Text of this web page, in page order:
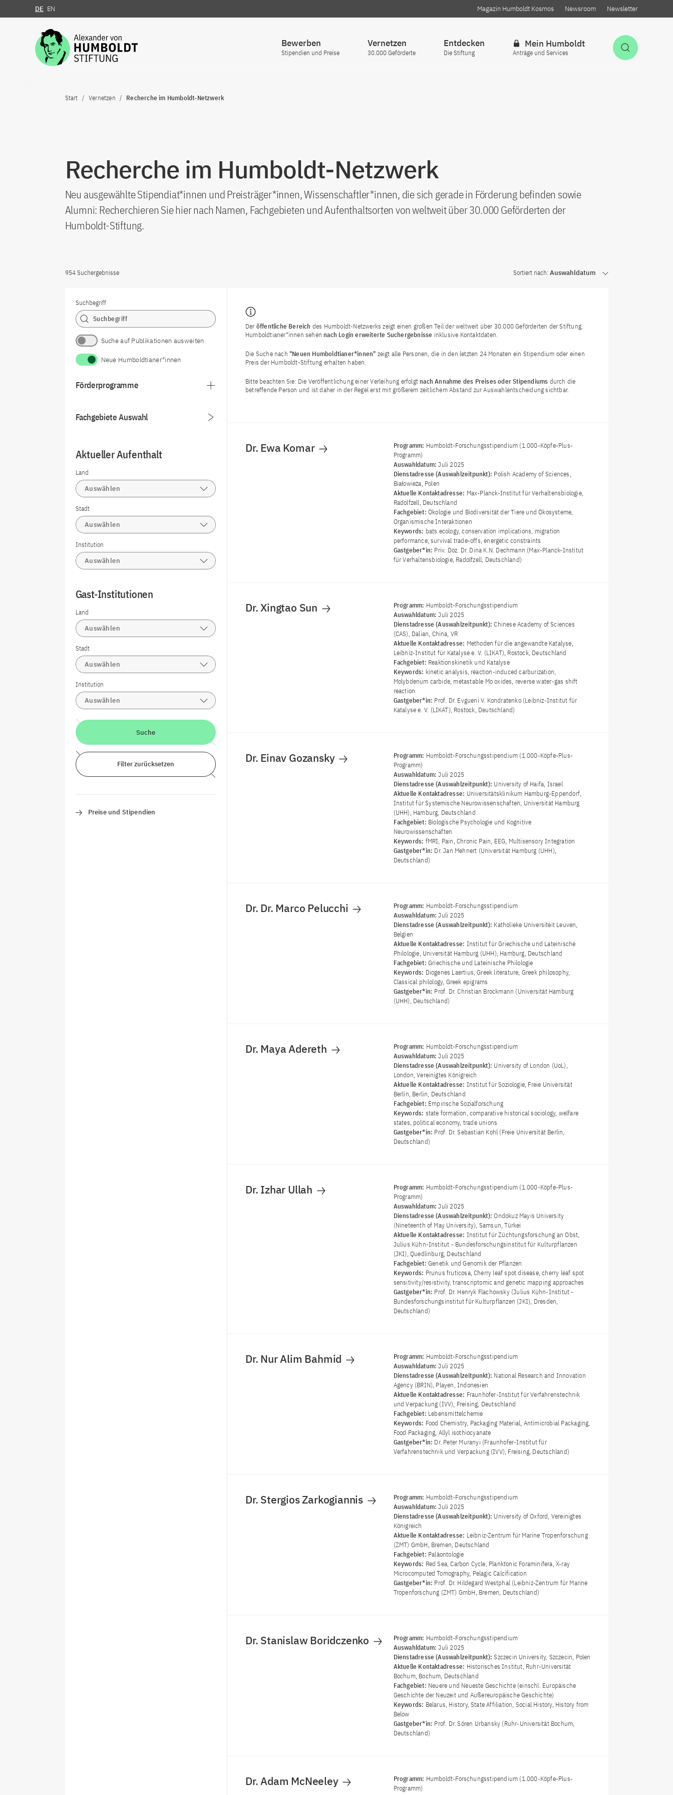
Zum Inhalt springen
DE EN Magazin Humboldt Kosmos Newsroom Newsletter
Bewerben
Stipendien und Preise
Vernetzen
30.000 Geförderte
Entdecken
Die Stiftung
Mein Humboldt
Anträge und Services
Start Vernetzen Recherche im Humboldt-Netzwerk
Recherche im Humboldt-Netzwerk
Neu ausgewählte Stipendiat*innen und Preisträger*innen, Wissenschaftler*innen, die sich gerade in Förderung befinden sowie
Alumni: Recherchieren Sie hier nach Namen, Fachgebieten und Aufenthaltsorten von weltweit über 30.000 Geförderten der
Humboldt-Stiftung.
954 Suchergebnisse Sortiert nach: Auswahldatum
Suchbegriff
Suche auf Publikationen ausweiten
Neue Humboldtianer*innen
Förderprogramme
Fachgebiete Auswahl
Aktueller Aufenthalt
Land
Auswählen
Stadt
Auswählen
Institution
Auswählen
Gast-Institutionen
Land
Auswählen
Stadt
Auswählen
Institution
Auswählen
Suche
Filter zurücksetzen
Preise und Stipendien
Der öffentliche Bereich des Humboldt-Netzwerks zeigt einen großen Teil der weltweit über 30.000 Geförderten der Stiftung.
Humboldtianer*innen sehen nach Login erweiterte Suchergebnisse inklusive Kontaktdaten.
Die Suche nach "Neuen Humboldtianer*innen" zeigt alle Personen, die in den letzten 24 Monaten ein Stipendium oder einen
Preis der Humboldt-Stiftung erhalten haben.
Bitte beachten Sie: Die Veröffentlichung einer Verleihung erfolgt nach Annahme des Preises oder Stipendiums durch die
betreffende Person und ist daher in der Regel erst mit größerem zeitlichem Abstand zur Auswahlentscheidung sichtbar.
Dr. Ewa Komar Programm: Humboldt-Forschungsstipendium (1.000-Köpfe-Plus-
Programm)
Auswahldatum:Juli 2025
Dienstadresse (Auswahlzeitpunkt): Polish Academy of Sciences,
Białowieża, Polen
Aktuelle Kontaktadresse: Max-Planck-Institut für Verhaltensbiologie,
Radolfzell, Deutschland
Fachgebiet: Ökologie und Biodiversität der Tiere und Ökosysteme,
Organismische Interaktionen
Keywords: bats ecology, conservation implications, migration
performance, survival trade-offs, energetic constraints
Gastgeber*in: Priv. Doz. Dr. Dina K.N. Dechmann (Max-Planck-Institut
für Verhaltensbiologie, Radolfzell, Deutschland)
Dr. Xingtao Sun Programm: Humboldt-Forschungsstipendium
Auswahldatum:Juli 2025
Dienstadresse (Auswahlzeitpunkt):Chinese Academy of Sciences
(CAS), Dalian, China, VR
Aktuelle Kontaktadresse: Methoden für die angewandte Katalyse,
Leibniz-Institut für Katalyse e. V. (LIKAT), Rostock, Deutschland
Fachgebiet: Reaktionskinetik und Katalyse
Keywords: kinetic analysis, reaction-induced carburization,
Molybdenum carbide, metastable Mo oxides, reverse water-gas shift
reaction
Gastgeber*in: Prof. Dr. Evgueni V. Kondratenko (Leibniz-Institut für
Katalyse e. V. (LIKAT), Rostock, Deutschland)
Dr. Einav Gozansky Programm: Humboldt-Forschungsstipendium (1.000-Köpfe-Plus-
Programm)
Auswahldatum:Juli 2025
Dienstadresse (Auswahlzeitpunkt): University of Haifa, Israel
Aktuelle Kontaktadresse: Universitätsklinikum Hamburg-Eppendorf,
Institut für Systemische Neurowissenschaften, Universität Hamburg
(UHH), Hamburg, Deutschland
Fachgebiet: Biologische Psychologie und Kognitive
Neurowissenschaften
Keywords: fMRI, Pain, Chronic Pain, EEG, Multisensory Integration
Gastgeber*in: Dr. Jan Mehnert (Universität Hamburg (UHH),
Deutschland)
Dr. Dr. Marco Pelucchi Programm: Humboldt-Forschungsstipendium
Auswahldatum:Juli 2025
Dienstadresse (Auswahlzeitpunkt): Katholieke Universiteit Leuven,
Belgien
Aktuelle Kontaktadresse: Institut für Griechische und Lateinische
Philologie, Universität Hamburg (UHH), Hamburg, Deutschland
Fachgebiet: Griechische und Lateinische Philologie
Keywords: Diogenes Laertius, Greek literature, Greek philosophy,
Classical philology, Greek epigrams
Gastgeber*in: Prof. Dr. Christian Brockmann (Universität Hamburg
(UHH), Deutschland)
Dr. Maya Adereth Programm: Humboldt-Forschungsstipendium
Auswahldatum:Juli 2025
Dienstadresse (Auswahlzeitpunkt): University of London (UoL),
London, Vereinigtes Königreich
Aktuelle Kontaktadresse: Institut für Soziologie, Freie Universität
Berlin, Berlin, Deutschland
Fachgebiet: Empirische Sozialforschung
Keywords: state formation, comparative historical sociology, welfare
states, political economy, trade unions
Gastgeber*in: Prof. Dr. Sebastian Kohl (Freie Universität Berlin,
Deutschland)
Dr. Izhar Ullah Programm: Humboldt-Forschungsstipendium (1.000-Köpfe-Plus-
Programm)
Auswahldatum:Juli 2025
Dienstadresse (Auswahlzeitpunkt):Ondokuz Mayis University
(Nineteenth of May University), Samsun, Türkei
Aktuelle Kontaktadresse: Institut für Züchtungsforschung an Obst,
Julius Kühn-Institut - Bundesforschungsinstitut für Kulturpflanzen
(JKI), Quedlinburg, Deutschland
Fachgebiet: Genetik und Genomik der Pflanzen
Keywords: Prunus fruticosa, Cherry leaf spot disease, cherry leaf spot
sensitivity/resistivity, transcriptomic and genetic mapping approaches
Gastgeber*in: Prof. Dr. Henryk Flachowsky (Julius Kühn-Institut -
Bundesforschungsinstitut für Kulturpflanzen (JKI), Dresden,
Deutschland)
Dr. Nur Alim Bahmid Programm: Humboldt-Forschungsstipendium
Auswahldatum:Juli 2025
Dienstadresse (Auswahlzeitpunkt): National Research and Innovation
Agency (BRIN), Playen, Indonesien
Aktuelle Kontaktadresse: Fraunhofer-Institut für Verfahrenstechnik
und Verpackung (IVV), Freising, Deutschland
Fachgebiet: Lebensmittelchemie
Keywords: Food Chemistry, Packaging Material, Antimicrobial Packaging,
Food Packaging, Allyl isothiocyanate
Gastgeber*in: Dr. Peter Muranyi (Fraunhofer-Institut für
Verfahrenstechnik und Verpackung (IVV), Freising, Deutschland)
Dr. Stergios Zarkogiannis Programm: Humboldt-Forschungsstipendium
Auswahldatum:Juli 2025
Dienstadresse (Auswahlzeitpunkt): University of Oxford, Vereinigtes
Königreich
Aktuelle Kontaktadresse: Leibniz-Zentrum für Marine Tropenforschung
(ZMT) GmbH, Bremen, Deutschland
Fachgebiet: Paläontologie
Keywords: Red Sea, Carbon Cycle, Planktonic Foraminifera, X-ray
Microcomputed Tomography, Pelagic Calcification
Gastgeber*in: Prof. Dr. Hildegard Westphal (Leibniz-Zentrum für Marine
Tropenforschung (ZMT) GmbH, Bremen, Deutschland)
Dr. Stanislaw Boridczenko Programm: Humboldt-Forschungsstipendium
Auswahldatum:Juli 2025
Dienstadresse (Auswahlzeitpunkt):Szczecin University, Szczecin, Polen
Aktuelle Kontaktadresse: Historisches Institut, Ruhr-Universität
Bochum, Bochum, Deutschland
Fachgebiet: Neuere und Neueste Geschichte (einschl. Europäische
Geschichte der Neuzeit und Außereuropäische Geschichte)
Keywords: Belarus, History, State Affiliation, Social History, History from
Below
Gastgeber*in: Prof. Dr. Sören Urbansky (Ruhr-Universität Bochum,
Deutschland)
Dr. Adam McNeeley Programm: Humboldt-Forschungsstipendium (1.000-Köpfe-Plus-
Programm)